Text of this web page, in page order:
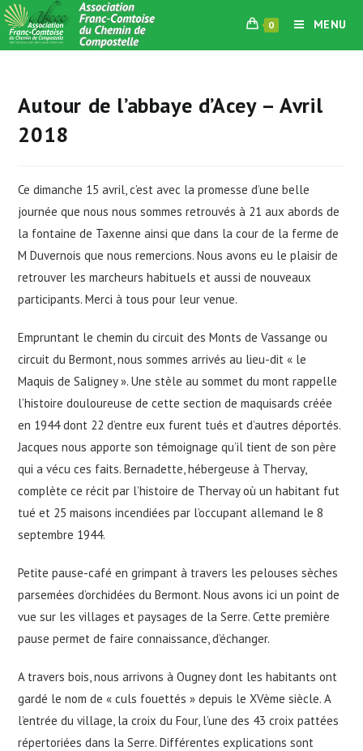
Skip
to
content
0 MENU
Autour de l’abbaye d’Acey – Avril
2018
Ce dimanche 15 avril, c’est avec la promesse d’une belle
journée que nous nous sommes retrouvés à 21 aux abords de
la fontaine de Taxenne ainsi que dans la cour de la ferme de
M Duvernois que nous remercions. Nous avons eu le plaisir de
retrouver les marcheurs habituels et aussi de nouveaux
participants. Merci à tous pour leur venue.
Empruntant le chemin du circuit des Monts de Vassange ou
circuit du Bermont, nous sommes arrivés au lieu-dit « le
Maquis de Saligney ». Une stèle au sommet du mont rappelle
l’histoire douloureuse de cette section de maquisards créée
en 1944 dont 22 d’entre eux furent tués et d’autres déportés.
Jacques nous apporte son témoignage qu’il tient de son père
qui a vécu ces faits. Bernadette, hébergeuse à Thervay,
complète ce récit par l’histoire de Thervay où un habitant fut
tué et 25 maisons incendiées par l’occupant allemand le 8
septembre 1944.
Petite pause-café en grimpant à travers les pelouses sèches
parsemées d’orchidées du Bermont. Nous avons ici un point de
vue sur les villages et paysages de la Serre. Cette première
pause permet de faire connaissance, d’échanger.
A travers bois, nous arrivons à Ougney dont les habitants ont
gardé le nom de « culs fouettés » depuis le XVème siècle. A
l’entrée du village, la croix du Four, l’une des 43 croix pattées
répertoriées dans la Serre. Différentes explications sont